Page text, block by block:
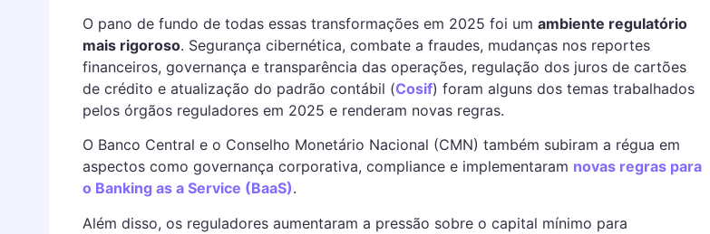
O pano de fundo de todas essas transformações em 2025 foi um ambiente regulatório
mais rigoroso. Segurança cibernética, combate a fraudes, mudanças nos reportes
financeiros, governança e transparência das operações, regulação dos juros de cartões
de crédito e atualização do padrão contábil (Cosif) foram alguns dos temas trabalhados
pelos órgãos reguladores em 2025 e renderam novas regras.
O Banco Central e o Conselho Monetário Nacional (CMN) também subiram a régua em
aspectos como governança corporativa, compliance e implementaram novas regras para
o Banking as a Service (BaaS).
Além disso, os reguladores aumentaram a pressão sobre o capital mínimo para